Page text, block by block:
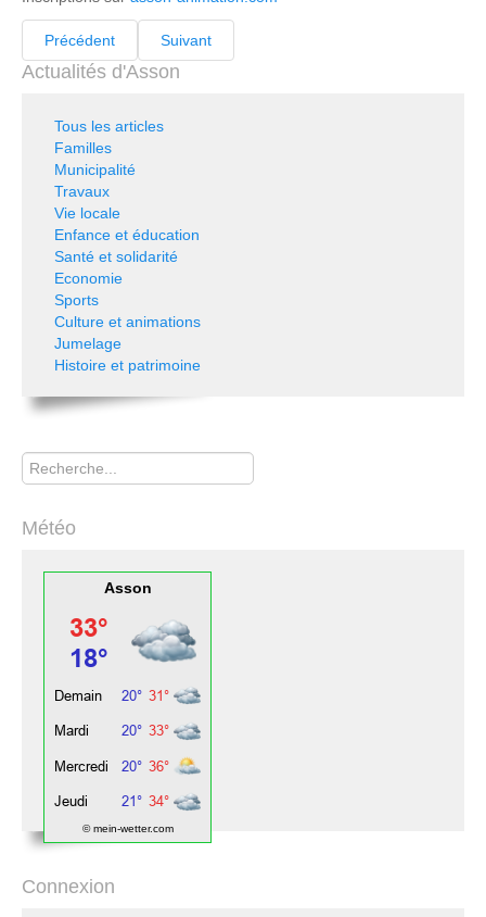
Précédent Suivant
Actualités d'Asson
Tous les articles
Familles
Municipalité
Travaux
Vie locale
Enfance et éducation
Santé et solidarité
Economie
Sports
Culture et animations
Jumelage
Histoire et patrimoine
Rechercher
Météo
Asson
© mein-wetter.com
Connexion